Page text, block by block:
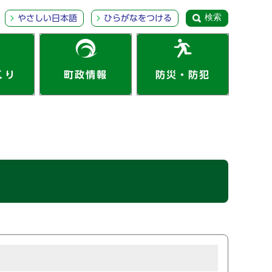
やさしい日本語 ひらがなをつける 検索
り 町政情報 防災・防犯